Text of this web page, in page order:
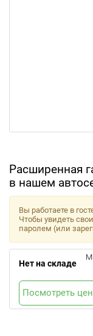
Расширенная
в нашем
Вы работаете в
Чтобы увидеть
паролем (или
Нет на складе
Посмотреть